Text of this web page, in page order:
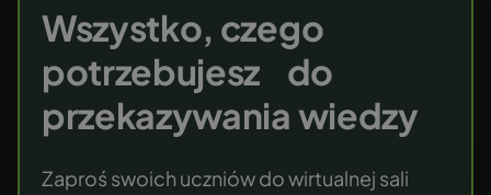
Wszystko, czego
potrzebujesz do
przekazywania wiedzy
Zaproś swoich uczniów do wirtualnej sali